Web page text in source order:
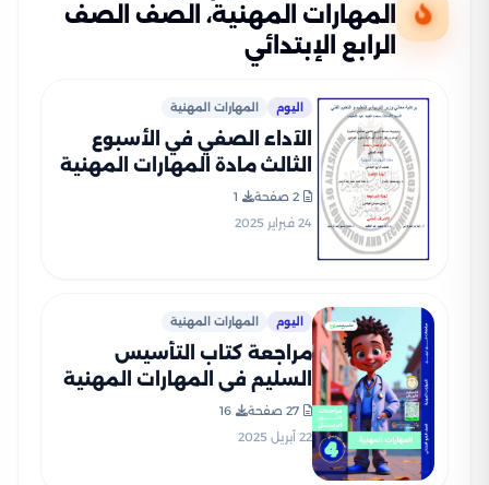
المهارات المهنية، الصف الصف
الرابع الإبتدائي
اليوم المهارات المهنية
الآداء الصفي في الأسبوع
الثالث مادة المهارات المهنية
للصف الرابع الإبتدائي الترم
الثاني 2025 بصيغة PDF
2 صفحة
1
24 فبراير 2025
اليوم المهارات المهنية
مراجعة كتاب التأسيس
السليم في المهارات المهنية
لرابعة ابتدائي على مقرر شهر
أبريل 2025 بصيغة PDF
27 صفحة
16
22 أبريل 2025